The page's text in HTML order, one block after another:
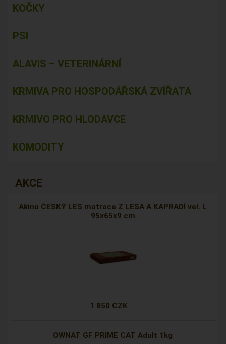
KOČKY
PSI
ALAVIS – VETERINÁRNÍ
KRMIVA PRO HOSPODÁŘSKÁ ZVÍŘATA
KRMIVO PRO HLODAVCE
KOMODITY
AKCE
Akinu ČESKÝ LES matrace Z LESA A KAPRADÍ vel. L
95x65x9 cm
1 850 CZK
OWNAT GF PRIME CAT Adult 1kg